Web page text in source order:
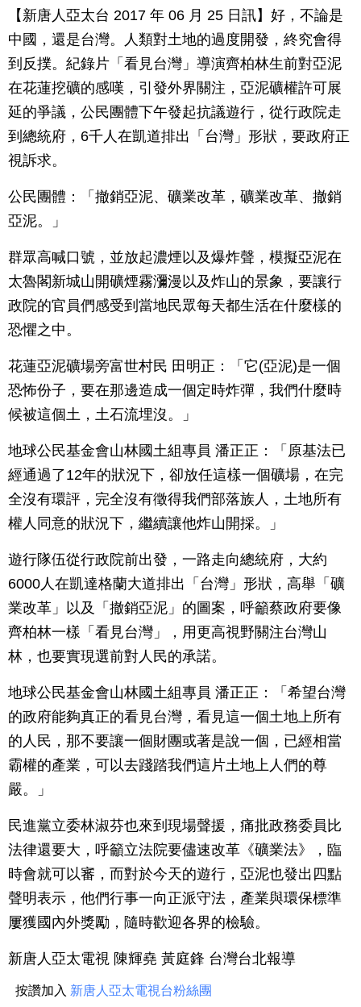
【新唐人亞太台 2017 年 06 月 25 日訊】好，不論是
中國，還是台灣。人類對土地的過度開發，終究會得
到反撲。紀錄片「看見台灣」導演齊柏林生前對亞泥
在花蓮挖礦的感嘆，引發外界關注，亞泥礦權許可展
延的爭議，公民團體下午發起抗議遊行，從行政院走
到總統府，6千人在凱道排出「台灣」形狀，要政府正
視訴求。
公民團體：「撤銷亞泥、礦業改革，礦業改革、撤銷
亞泥。」
群眾高喊口號，並放起濃煙以及爆炸聲，模擬亞泥在
太魯閣新城山開礦煙霧瀰漫以及炸山的景象，要讓行
政院的官員們感受到當地民眾每天都生活在什麼樣的
恐懼之中。
花蓮亞泥礦場旁富世村民 田明正：「它(亞泥)是一個
恐怖份子，要在那邊造成一個定時炸彈，我們什麼時
候被這個土，土石流埋沒。」
地球公民基金會山林國土組專員 潘正正：「原基法已
經通過了12年的狀況下，卻放任這樣一個礦場，在完
全沒有環評，完全沒有徵得我們部落族人，土地所有
權人同意的狀況下，繼續讓他炸山開採。」
遊行隊伍從行政院前出發，一路走向總統府，大約
6000人在凱達格蘭大道排出「台灣」形狀，高舉「礦
業改革」以及「撤銷亞泥」的圖案，呼籲蔡政府要像
齊柏林一樣「看見台灣」，用更高視野關注台灣山
林，也要實現選前對人民的承諾。
地球公民基金會山林國土組專員 潘正正：「希望台灣
的政府能夠真正的看見台灣，看見這一個土地上所有
的人民，那不要讓一個財團或著是說一個，已經相當
霸權的產業，可以去踐踏我們這片土地上人們的尊
嚴。」
民進黨立委林淑芬也來到現場聲援，痛批政務委員比
法律還要大，呼籲立法院要儘速改革《礦業法》，臨
時會就可以審，而對於今天的遊行，亞泥也發出四點
聲明表示，他們行事一向正派守法，產業與環保標準
屢獲國內外獎勵，隨時歡迎各界的檢驗。
新唐人亞太電視 陳輝堯 黃庭鋒 台灣台北報導
按讚加入 新唐人亞太電視台粉絲團